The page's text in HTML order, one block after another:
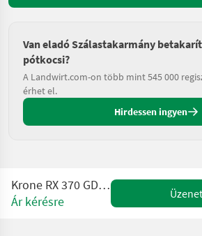
Van eladó Szálastakarmány
pótkocsi?
A Landwirt.com-on több mint 545 000
érhet el.
Hirdessen ingyen
Krone RX 370 GD OptiGrass 28
Ár kérésre